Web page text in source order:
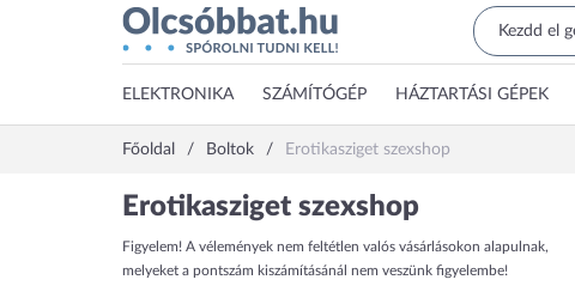
ELEKTRONIKA SZÁMÍTÓGÉP HÁZTARTÁSI GÉPEK
Főoldal Boltok Erotikasziget szexshop
Erotikasziget szexshop
Figyelem! A vélemények nem feltétlen valós vásárlásokon alapulnak,
melyeket a pontszám kiszámításánál nem veszünk figyelembe!